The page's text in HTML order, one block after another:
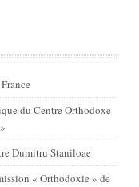
Dumitru Staniloae
« Orthodoxie » de